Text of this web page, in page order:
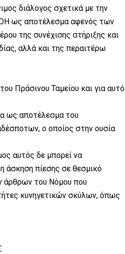
διάλογος σχετικά με την
ως αποτέλεσμα αφενός των
της συνέχισης στήριξης και
αλλά και της περαιτέρω
Πράσινου Ταμείου και για αυτό
ως αποτέλεσμα του
ο οποίος στην ουσία
αυτός δε μπορεί να
άσκηση πίεσης σε θεσμικό
άρθρων του Νόμου που
κυνηγετικών σκύλων, όπως